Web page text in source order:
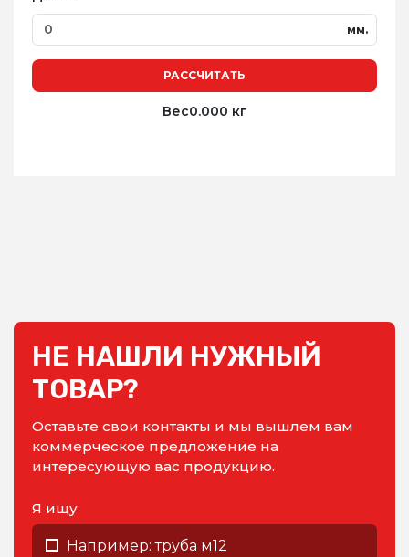
мм.
РАССЧИТАТЬ
Вес0.000 кг
НЕ НАШЛИ НУЖНЫЙ
ТОВАР?
Оставьте свои контакты и мы вышлем вам
коммерческое предложение на
интересующую вас продукцию.
Я ищу